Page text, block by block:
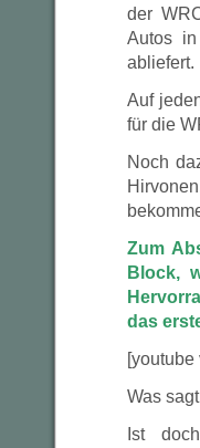
der
Autos
abliefert.
Auf
für die
Noch
Zum
Block,
das
Was
Ist